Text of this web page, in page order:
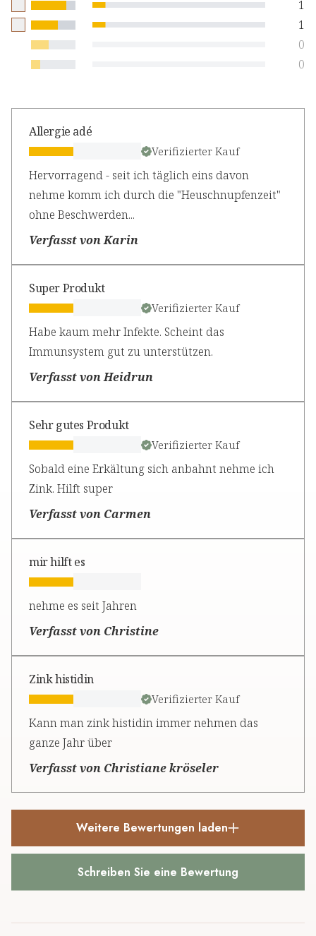
1
1
0
0
Allergie adé
Verifizierter Kauf
Hervorragend - seit ich täglich eins davon
nehme komm ich durch die "Heuschnupfenzeit"
ohne Beschwerden...
Verfasst von Karin
Super Produkt
Verifizierter Kauf
Habe kaum mehr Infekte. Scheint das
Immunsystem gut zu unterstützen.
Verfasst von Heidrun
Sehr gutes Produkt
Verifizierter Kauf
Sobald eine Erkältung sich anbahnt nehme ich
Zink. Hilft super
Verfasst von Carmen
mir hilft es
nehme es seit Jahren
Verfasst von Christine
Zink histidin
Verifizierter Kauf
Kann man zink histidin immer nehmen das
ganze Jahr über
Verfasst von Christiane kröseler
Weitere Bewertungen laden
Schreiben Sie eine Bewertung